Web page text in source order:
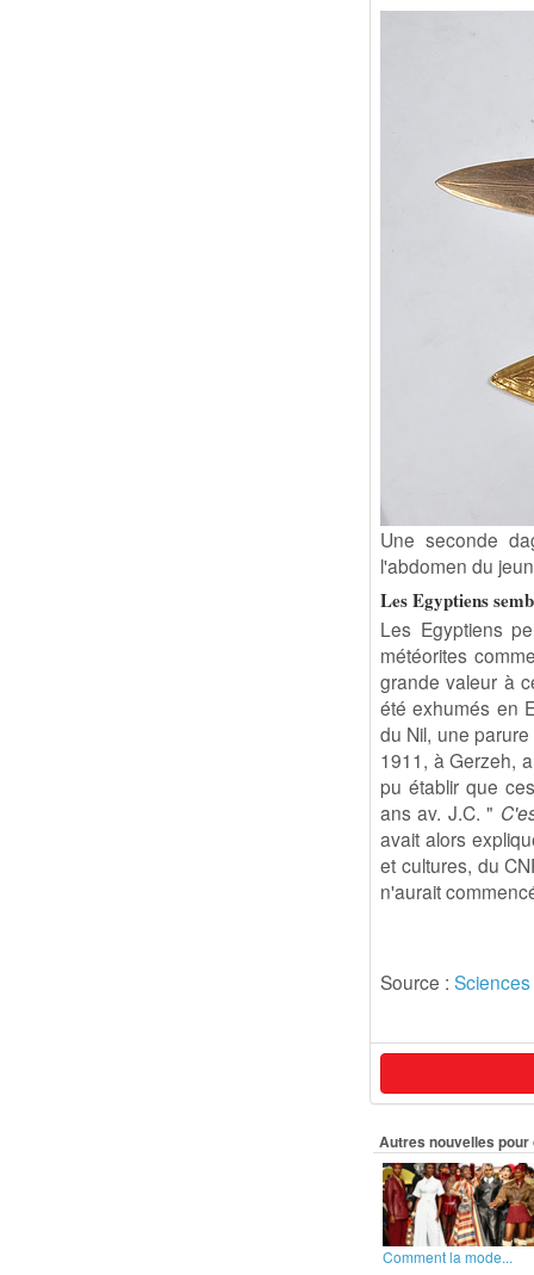
Une seconde
l'abdomen du
Les Egyptiens
Les Egyptiens
météorites
grande valeur à
été exhumés en
du Nil, une
1911, à Gerzeh,
pu établir que
ans av. J.C. "
avait alors
et cultures, du
n'aurait
Source :
Autres nouvelles
Comment la mode...